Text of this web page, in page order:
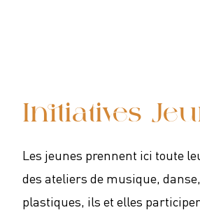
Initiatives
Les jeunes prennent ici toute
des ateliers de musique,
plastiques, ils et elles